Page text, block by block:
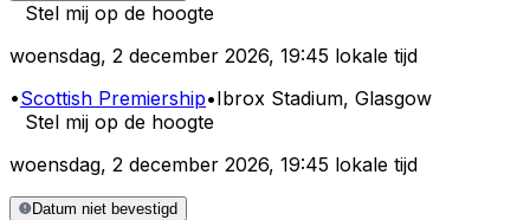
Stel mij op de hoogte
woensdag, 2 december 2026, 19:45 lokale tijd
•Scottish Premiership•Ibrox Stadium, Glasgow
Stel mij op de hoogte
woensdag, 2 december 2026, 19:45 lokale tijd
Datum niet bevestigd